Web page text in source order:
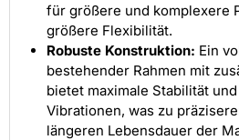
für größere und komplexere
größere Flexibilität.
Robuste Konstruktion: Ein
bestehender Rahmen mit
bietet maximale Stabilität
Vibrationen, was zu
längeren Lebensdauer der